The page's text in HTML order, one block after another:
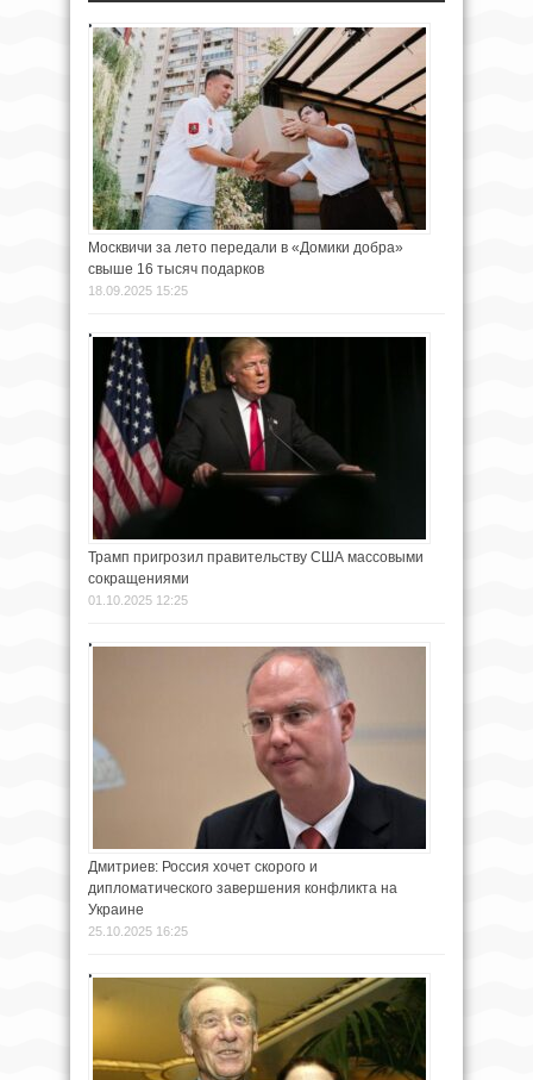
Москвичи за лето передали в «Домики добра»
свыше 16 тысяч подарков
18.09.2025 15:25
Трамп пригрозил правительству США массовыми
сокращениями
01.10.2025 12:25
Дмитриев: Россия хочет скорого и
дипломатического завершения конфликта на
Украине
25.10.2025 16:25